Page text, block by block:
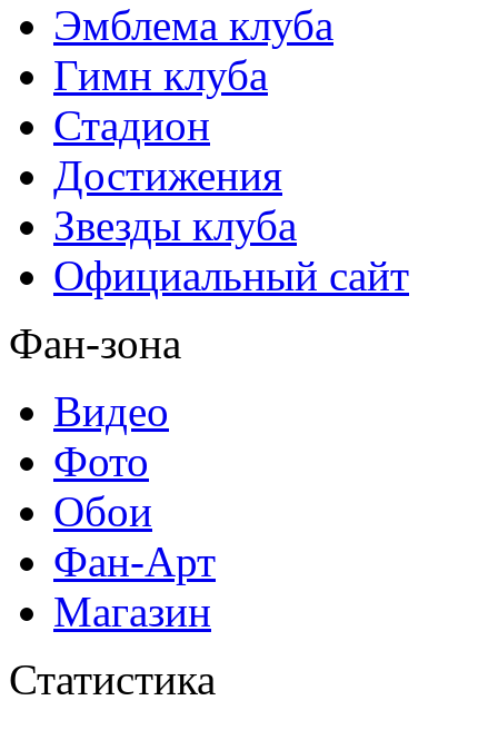
Эмблема клуба
Гимн клуба
Стадион
Достижения
Звезды клуба
Официальный сайт
Фан-зона
Видео
Фото
Обои
Фан-Арт
Магазин
Статистика